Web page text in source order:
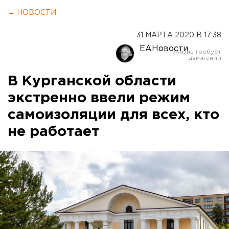
← НОВОСТИ
31 МАРТА 2020 В 17:38
ЕАНовости
В Курганской области
экстренно ввели режим
самоизоляции для всех, кто
не работает